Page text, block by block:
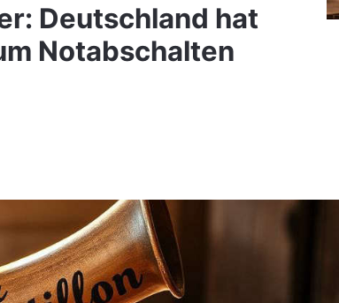
Deutschland hat
Notabschalten